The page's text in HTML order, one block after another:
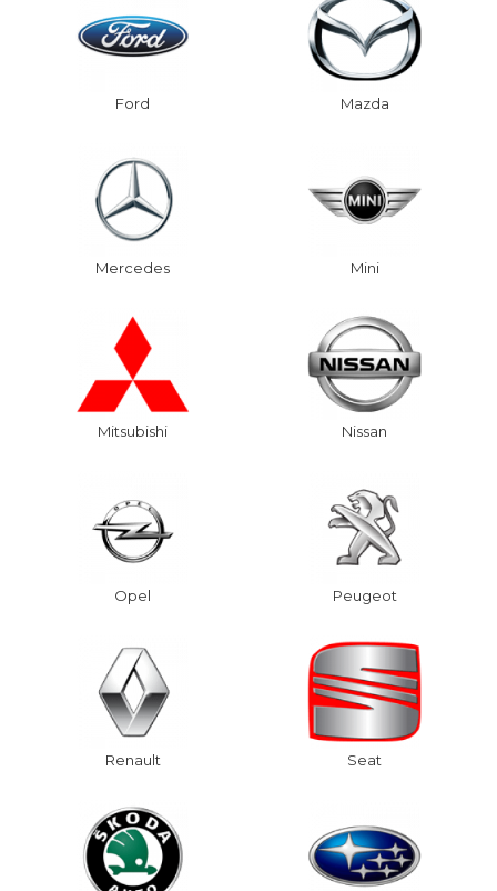
Ford Mazda
Mercedes Mini
Mitsubishi Nissan
Opel Peugeot
Renault Seat